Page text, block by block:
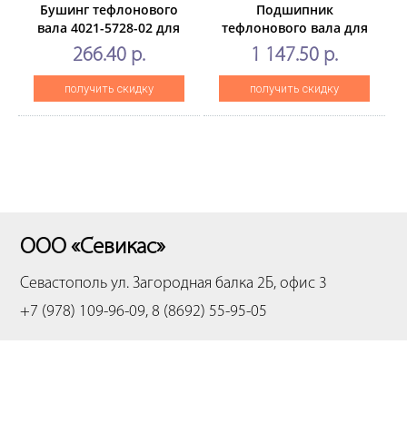
Бушинг тефлонового
вала 4021-5728-02 для
KONICA MINOLTABizhub
162/163/180/210/220
(CET), CET7331
266.40 р.
получить скидку
Подшипник
тефлонового вала для
KONICA MINOLTA
Bizhub654/754/C654/C754
(CET), 2 шт/компл,
CET7174
1 147.50 р.
получить скидку
ООО «Севикас»
Севастополь ул. Загородная балка 2Б, офис 3
+7 (978) 109-96-09, 8 (8692) 55-95-05